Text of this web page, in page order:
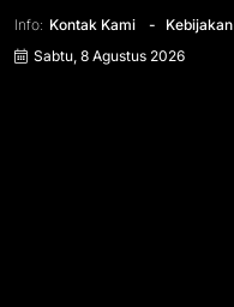
Info: Kontak Kami Kebijakan
Sabtu, 8 Agustus 2026